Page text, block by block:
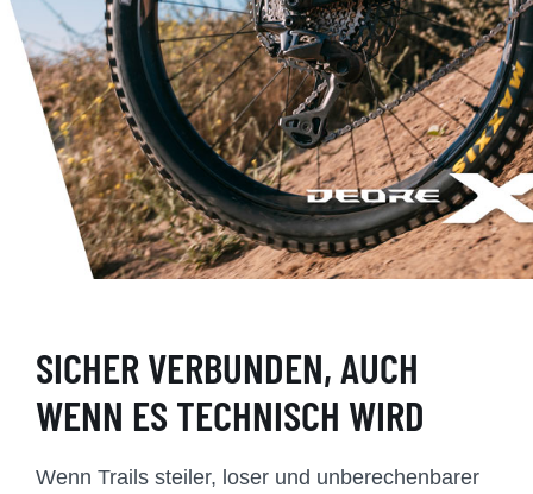
SICHER VERBUNDEN, AUCH
WENN ES TECHNISCH WIRD
Wenn Trails steiler, loser und unberechenbarer